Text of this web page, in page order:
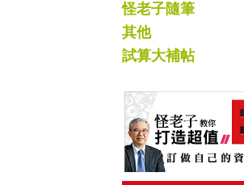
怪老子隨筆
其他
試算大補帖